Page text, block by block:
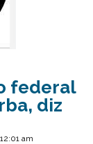
federal
diz
12:01 am